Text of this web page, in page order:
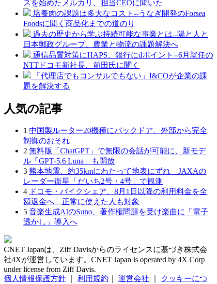
スを始めたメルカリ、担当CEOに聞いた
培養肉の課題は多大なコスト--うなぎ開発のForsea
Foodsに聞く商品化までの道のり
過去の歴史から学ぶ持続可能な事業とは--陽と人と
日本郵政グループ、農業と物流の課題解決へ
通信品質対策にHAPS、銀行にdポイント--6月就任の
NTTドコモ新社長、前田氏に聞く
「代理店でもコンサルでもない」I&COが企業の課
題を解決する
人気の記事
1 中国製ルーター20機種にバックドア、外部から完全
制御のおそれ
2 無料版「ChatGPT」で無限の会話が可能に、新モデ
ル「GPT‑5.6 Luna」も開放
3 熊本地震、約35kmにわたって地表にずれ JAXAの
レーダー衛星「だいち2号・4号」で観測
4 ドコモ・バイクシェア、8月1日以降の利用料金を全
額返金へ 正常に使えた人も対象
5 音楽生成AIのSuno、著作権問題を受け楽曲に「電子
透かし」導入へ
CNET Japanは、Ziff Davisからのライセンスに基づき株式会
社4Xが運営しています。CNET Japan is operated by 4X Corp
under license from Ziff Davis.
個人情報保護方針
利用規約 運営会社
クッキーにつ